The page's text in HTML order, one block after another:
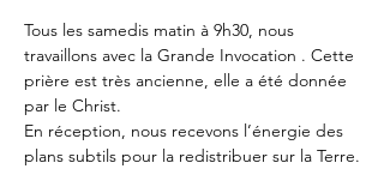
Tous les samedis matin à 9h30, nous
travaillons avec la Grande Invocation . Cette
prière est très ancienne, elle a été donnée
par le Christ.
En réception, nous recevons l’énergie des
plans subtils pour la redistribuer sur la Terre.